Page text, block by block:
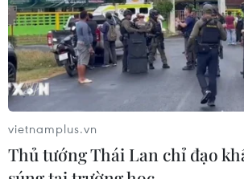
TIN CÙNG CHUYÊN MỤC
Giá vàng hướng tới tuần tăng mạnh
vietnamplus.vn
Thủ tướng Thái Lan chỉ đạo